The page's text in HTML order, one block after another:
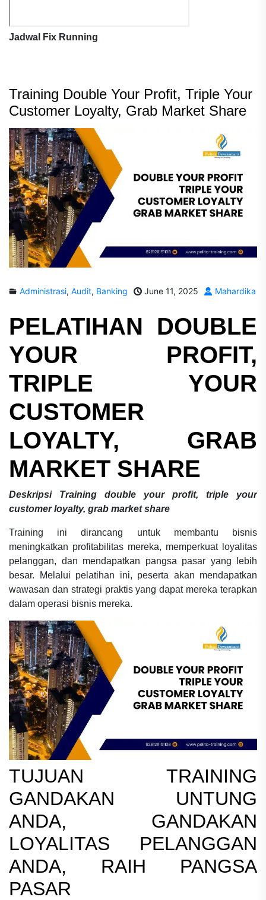
Jadwal Fix Running
Training Double Your Profit, Triple Your
Customer Loyalty, Grab Market Share
Administrasi, Audit, Banking June 11, 2025 Mahardika
PELATIHAN DOUBLE
YOUR PROFIT,
TRIPLE YOUR
CUSTOMER
LOYALTY, GRAB
MARKET SHARE
Deskripsi Training double your profit, triple your
customer loyalty, grab market share
Training ini dirancang untuk membantu bisnis
meningkatkan profitabilitas mereka, memperkuat loyalitas
pelanggan, dan mendapatkan pangsa pasar yang lebih
besar. Melalui pelatihan ini, peserta akan mendapatkan
wawasan dan strategi praktis yang dapat mereka terapkan
dalam operasi bisnis mereka.
TUJUAN TRAINING
GANDAKAN UNTUNG
ANDA, GANDAKAN
LOYALITAS PELANGGAN
ANDA, RAIH PANGSA
PASAR